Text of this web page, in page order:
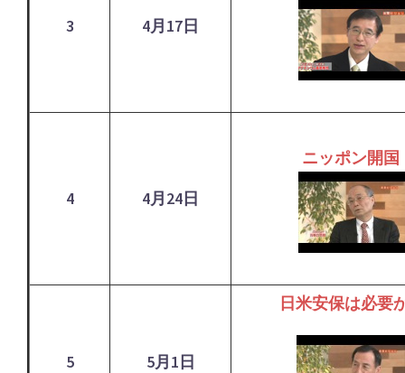
3 4月17日
4 4月24日
ニッポン開国
5 5月1日
日米安保は必要